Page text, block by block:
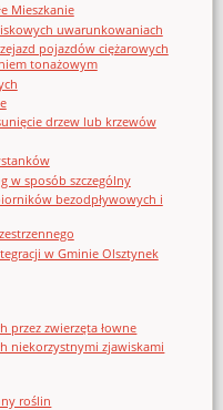
Mieszkanie
uwarunkowaniach
pojazdów ciężarowych
tonażowym
drzew lub krzewów
w sposób szczególny
bezodpływowych i
w Gminie Olsztynek
przez zwierzęta łowne
niekorzystnymi zjawiskami
roślin